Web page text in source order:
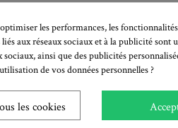
la newsletter!
savoir comment nous utilisons vos
les performances, les
aux réseaux sociaux et à la publicité sont
ainsi que des publicités
de vos données personnelles ?
les cookies